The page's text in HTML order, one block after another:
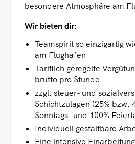
besondere Atmosphäre am
Wir bieten dir:
Teamspirit so einzigartig
am Flughafen
Tariflich geregelte
brutto pro Stunde
zzgl. steuer- und
Schichtzulagen (25% bzw.
Sonntags- und 100%
Individuell gestaltbare